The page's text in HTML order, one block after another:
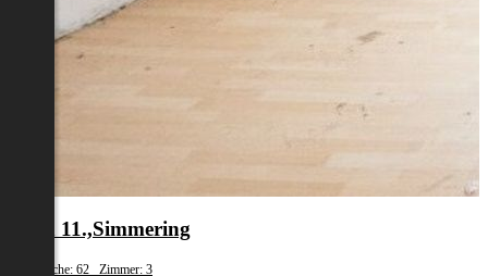
Wien 11.,Simmering
Wohnfläche: 62 Zimmer: 3